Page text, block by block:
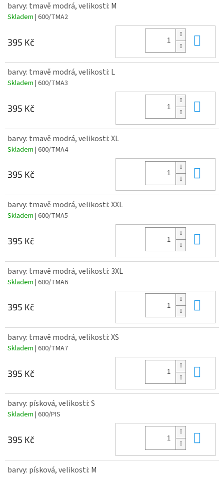
barvy: tmavě modrá, velikosti: M
Skladem | 600/TMA2
395 Kč
barvy: tmavě modrá, velikosti: L
Skladem | 600/TMA3
395 Kč
barvy: tmavě modrá, velikosti: XL
Skladem | 600/TMA4
395 Kč
barvy: tmavě modrá, velikosti: XXL
Skladem | 600/TMA5
395 Kč
barvy: tmavě modrá, velikosti: 3XL
Skladem | 600/TMA6
395 Kč
barvy: tmavě modrá, velikosti: XS
Skladem | 600/TMA7
395 Kč
barvy: písková, velikosti: S
Skladem | 600/PIS
395 Kč
barvy: písková, velikosti: M